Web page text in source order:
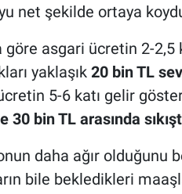
net şekilde ortaya
göre asgari ücretin 2-2,5
yaklaşık 20 bin TL
5-6 katı gelir
30 bin TL arasında
daha ağır olduğunu
bile bekledikleri